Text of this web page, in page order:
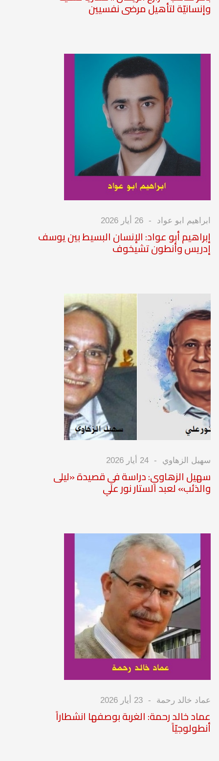
وإنسانيّة لتأهيل مرضى نفسيين
ابراهيم ابو عواد 26 أيار 2026
إبراهيم أبو عواد: الإنسان البسيط بين يوسف
إدريس وأنطون تشيخوف
سهيل الزهاوي 24 أيار 2026
سهيل الزهاوي: دراسة في قصيدة «ليلى
والذئب» لعبد الستار نور علي
عماد خالد رحمة 23 أيار 2026
عماد خالد رحمة: الغربة بوصفها انشطاراً
أنطولوجيّاً